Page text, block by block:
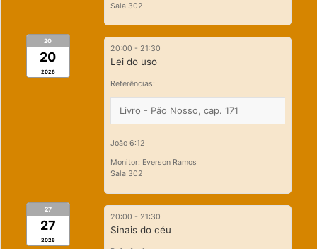
Sala 302
20
20
2026
20:00 - 21:30
Lei do uso
Referências:
Livro - Pão Nosso, cap. 171
João 6:12
Monitor: Everson Ramos
Sala 302
27
27
2026
20:00 - 21:30
Sinais do céu